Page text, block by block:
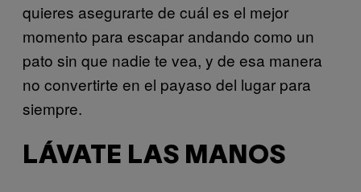
quieres asegurarte de cuál es el mejor
momento para escapar andando como un
pato sin que nadie te vea, y de esa manera
no convertirte en el payaso del lugar para
siempre.
LÁVATE LAS MANOS